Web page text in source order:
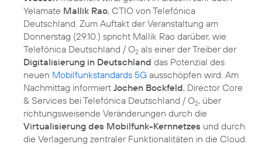
Yelamate Mallik Rao, CTIO von Telefónica
Deutschland. Zum Auftakt der Veranstaltung am
Donnerstag (29.10.) spricht Mallik Rao darüber, wie
Telefónica Deutschland / O2 als einer der Treiber der
Digitalisierung in Deutschland das Potenzial des
neuen Mobilfunkstandards 5G ausschöpfen wird. Am
Nachmittag informiert Jochen Bockfeld, Director Core
& Services bei Telefónica Deutschland / O2, über
richtungsweisende Veränderungen durch die
Virtualisierung des Mobilfunk-Kernnetzes und durch
die Verlagerung zentraler Funktionalitäten in die Cloud.